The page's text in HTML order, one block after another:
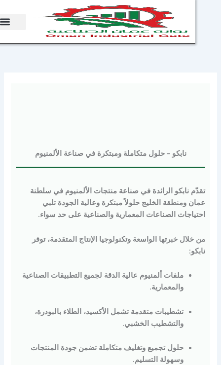
نابكو – حلول متكاملة ومبتكرة في صناعة الألمنيوم
نابكوالرائدة في صناعة منتجات الألمنيوم في سلطنة
ومنطقة الخليج حلولاً مبتكرة وعالية الجودة تلبي
الصناعات المعمارية والصناعية على حد سواء.
خبرتها الواسعة وتكنولوجيا الإنتاج المتقدمة، توفر
ملفات ألمنيوم عالية الدقة لجميع التطبيقات الصناعية
والمعمارية.
تشطيبات متقدمة تشمل الأكسيد، الطلاء بالبودرة،
والتشطيب الخشبي.
حلول تجميع وتغليف متكاملة تضمن جودة المنتجات
وسهولة التسليم.